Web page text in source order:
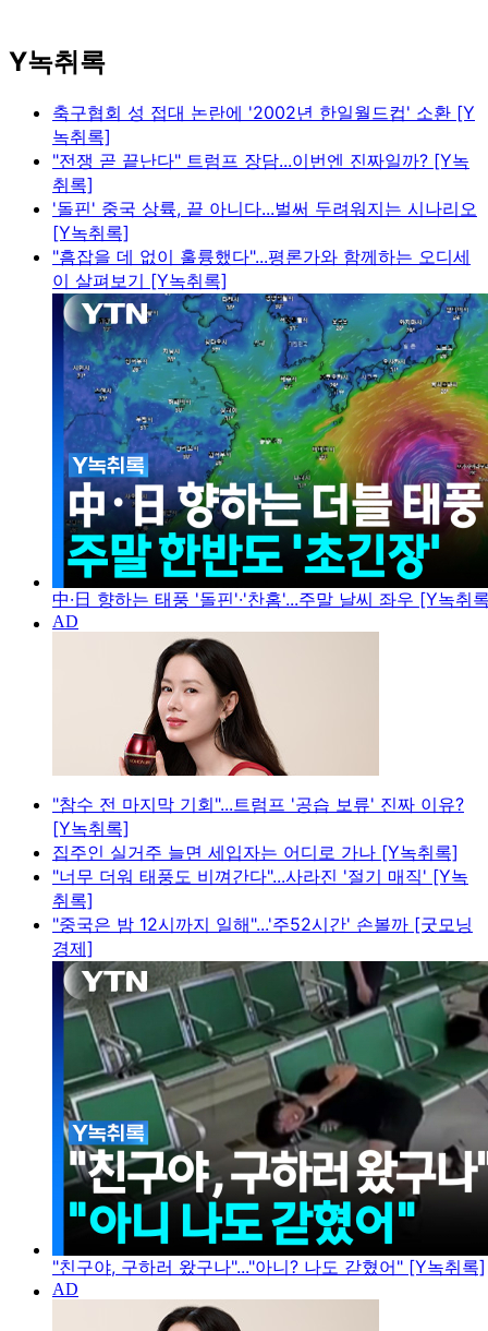
Y녹취록
축구협회 성 접대 논란에 '2002년 한일월드컵' 소환 [Y
녹취록]
"전쟁 곧 끝난다" 트럼프 장담...이번엔 진짜일까? [Y녹
취록]
'돌핀' 중국 상륙, 끝 아니다...벌써 두려워지는 시나리오
[Y녹취록]
"흠잡을 데 없이 훌륭했다"...평론가와 함께하는 오디세
이 살펴보기 [Y녹취록]
中·日 향하는 태풍 '돌핀'·'찬홈'...주말 날씨 좌우 [Y녹취
"참수 전 마지막 기회"...트럼프 '공습 보류' 진짜 이유?
[Y녹취록]
집주인 실거주 늘면 세입자는 어디로 가나 [Y녹취록]
"너무 더워 태풍도 비껴간다"...사라진 '절기 매직' [Y녹
취록]
"중국은 밤 12시까지 일해"...'주52시간' 손볼까 [굿모닝
경제]
"친구야, 구하러 왔구나"..."아니? 나도 갇혔어" [Y녹취록]